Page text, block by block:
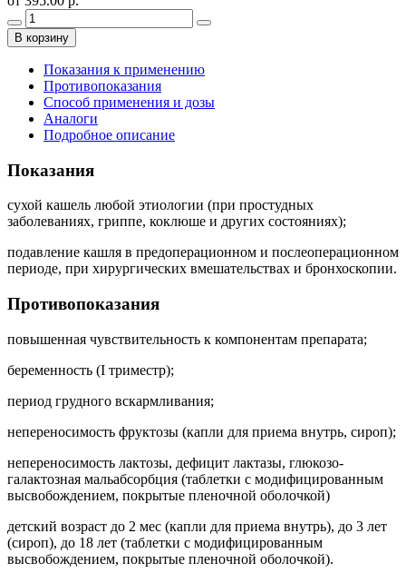
В корзину
Показания к применению
Противопоказания
Способ применения и дозы
Аналоги
Подробное описание
Показания
сухой кашель любой этиологии (при простудных
заболеваниях, гриппе, коклюше и других состояниях);
подавление кашля в предоперационном и послеоперационном
периоде, при хирургических вмешательствах и бронхоскопии.
Противопоказания
повышенная чувствительность к компонентам препарата;
беременность (I триместр);
период грудного вскармливания;
непереносимость фруктозы (капли для приема внутрь, сироп);
непереносимость лактозы, дефицит лактазы, глюкозо-
галактозная мальабсорбция (таблетки с модифицированным
высвобождением, покрытые пленочной оболочкой)
детский возраст до 2 мес (капли для приема внутрь), до 3 лет
(сироп), до 18 лет (таблетки с модифицированным
высвобождением, покрытые пленочной оболочкой).